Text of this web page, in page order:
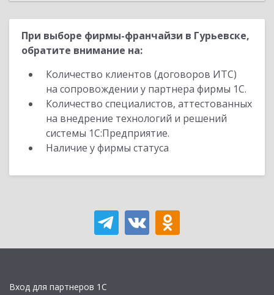
При выборе фирмы-франчайзи в Гурьевске,
обратите внимание на:
Количество клиентов (договоров ИТС)
на сопровождении у партнера фирмы 1С.
Количество специалистов, аттестованных
на внедрение технологий и решений
системы 1С:Предприятие.
Наличие у фирмы статуса
Вход для партнеров 1С